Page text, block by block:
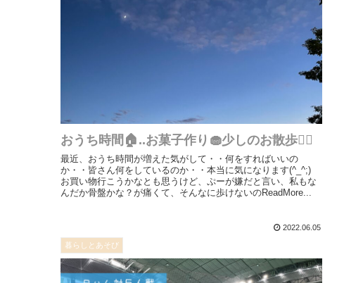
おうち時間🏠..お菓子作り🧁少しのお散歩🚶‍♀️
最近、おうち時間が増えた気がして・・何をすればいいの
か・・皆さん何をしているのか・・本当に気になります(^_^;)
お買い物行こうかなとも思うけど、ぷーが嫌だと言い、私もな
んだか骨盤かな？が痛くて、そんなに歩けないのReadMore...
2022.06.05
暮らしとあそび